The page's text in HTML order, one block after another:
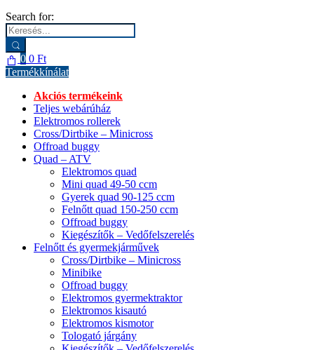
Search for:
0 0 Ft
Termékkínálat
Akciós termékeink
Teljes webárúház
Elektromos rollerek
Cross/Dirtbike – Minicross
Offroad buggy
Quad – ATV
Elektromos quad
Mini quad 49-50 ccm
Gyerek quad 90-125 ccm
Felnőtt quad 150-250 ccm
Offroad buggy
Kiegészítők – Vedőfelszerelés
Felnőtt és gyermekjárművek
Cross/Dirtbike – Minicross
Minibike
Offroad buggy
Elektromos gyermektraktor
Elektromos kisautó
Elektromos kismotor
Tologató járgány